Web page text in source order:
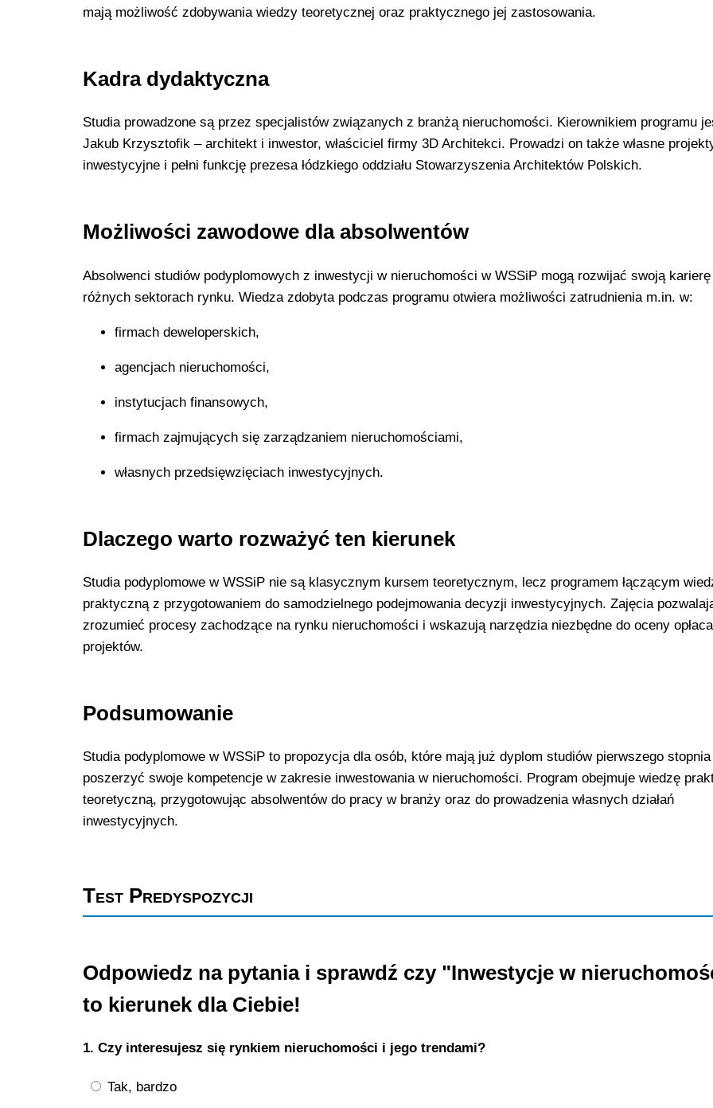
mają możliwość zdobywania wiedzy teoretycznej oraz praktycznego jej zastosowania.
Kadra dydaktyczna
Studia prowadzone są przez specjalistów związanych z branżą nieruchomości. Kierownikiem programu
Jakub Krzysztofik – architekt i inwestor, właściciel firmy 3D Architekci. Prowadzi on także własne
inwestycyjne i pełni funkcję prezesa łódzkiego oddziału Stowarzyszenia Architektów Polskich.
Możliwości zawodowe dla absolwentów
Absolwenci studiów podyplomowych z inwestycji w nieruchomości w WSSiP mogą rozwijać swoją
różnych sektorach rynku. Wiedza zdobyta podczas programu otwiera możliwości zatrudnienia m.in. w:
firmach deweloperskich,
agencjach nieruchomości,
instytucjach finansowych,
firmach zajmujących się zarządzaniem nieruchomościami,
własnych przedsięwzięciach inwestycyjnych.
Dlaczego warto rozważyć ten kierunek
Studia podyplomowe w WSSiP nie są klasycznym kursem teoretycznym, lecz programem łączącym
praktyczną z przygotowaniem do samodzielnego podejmowania decyzji inwestycyjnych. Zajęcia
zrozumieć procesy zachodzące na rynku nieruchomości i wskazują narzędzia niezbędne do oceny
projektów.
Podsumowanie
Studia podyplomowe w WSSiP to propozycja dla osób, które mają już dyplom studiów pierwszego
poszerzyć swoje kompetencje w zakresie inwestowania w nieruchomości. Program obejmuje wiedzę
teoretyczną, przygotowując absolwentów do pracy w branży oraz do prowadzenia własnych działań
inwestycyjnych.
Test Predyspozycji
Odpowiedz na pytania i sprawdź czy "Inwestycje w
to kierunek dla Ciebie!
1. Czy interesujesz się rynkiem nieruchomości i jego trendami?
Tak, bardzo